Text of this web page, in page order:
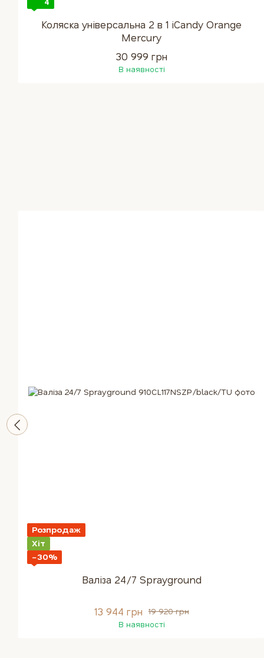
Коляска універсальна 2 в 1 iCandy Orange
Mercury
30 999 грн
В наявності
Розпродаж
Хіт
−30%
Валіза 24/7 Sprayground
19 920 грн
13 944 грн
В наявності